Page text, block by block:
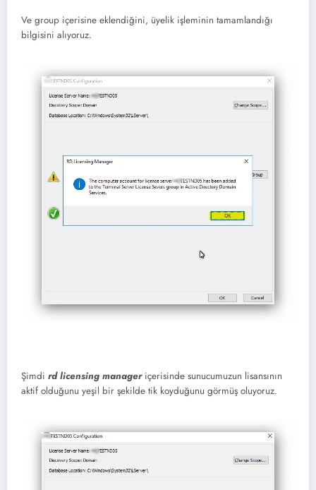
Ve group içerisine eklendiğini, üyelik işleminin tamamlandığı
bilgisini alıyoruz.
Şimdi rd licensing manageriçerisinde sunucumuzun lisansının
aktif olduğunu yeşil bir şekilde tik koyduğunu görmüş oluyoruz.